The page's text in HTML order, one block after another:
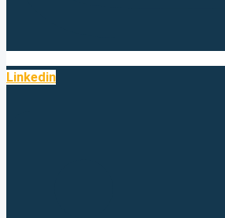
Linkedin